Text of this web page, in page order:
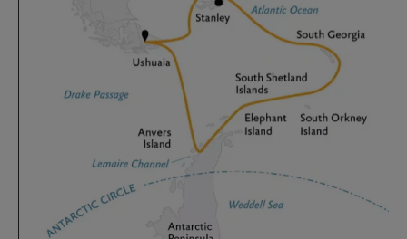
Reizen met oog voor mens, cultuur en milieu